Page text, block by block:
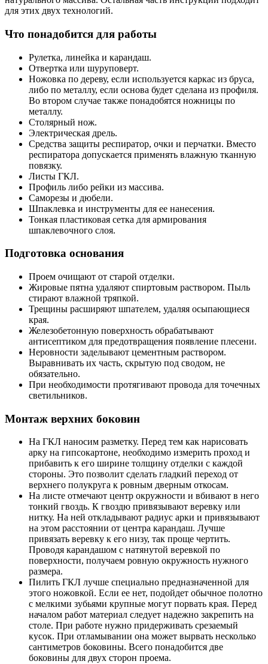
для этих двух технологий.
Что понадобится для работы
Рулетка, линейка и карандаш.
Отвертка или шуруповерт.
Ножовка по дереву, если используется каркас из бруса,
либо по металлу, если основа будет сделана из профиля.
Во втором случае также понадобятся ножницы по
металлу.
Столярный нож.
Электрическая дрель.
Средства защиты респиратор, очки и перчатки. Вместо
респиратора допускается применять влажную тканную
повязку.
Листы ГКЛ.
Профиль либо рейки из массива.
Саморезы и дюбели.
Шпаклевка и инструменты для ее нанесения.
Тонкая пластиковая сетка для армирования
шпаклевочного слоя.
Подготовка основания
Проем очищают от старой отделки.
Жировые пятна удаляют спиртовым раствором. Пыль
стирают влажной тряпкой.
Трещины расширяют шпателем, удаляя осыпающиеся
края.
Железобетонную поверхность обрабатывают
антисептиком для предотвращения появление плесени.
Неровности заделывают цементным раствором.
Выравнивать их часть, скрытую под сводом, не
обязательно.
При необходимости протягивают провода для точечных
светильников.
Монтаж верхних боковин
На ГКЛ наносим разметку. Перед тем как нарисовать
арку на гипсокартоне, необходимо измерить проход и
прибавить к его ширине толщину отделки с каждой
стороны. Это позволит сделать гладкий переход от
верхнего полукруга к ровным дверным откосам.
На листе отмечают центр окружности и вбивают в него
тонкий гвоздь. К гвоздю привязывают веревку или
нитку. На ней откладывают радиус арки и привязывают
на этом расстоянии от центра карандаш. Лучше
привязать веревку к его низу, так проще чертить.
Проводя карандашом с натянутой веревкой по
поверхности, получаем ровную окружность нужного
размера.
Пилить ГКЛ лучше специально предназначенной для
этого ножовкой. Если ее нет, подойдет обычное полотно
с мелкими зубьями крупные могут порвать края. Перед
началом работ материал следует надежно закрепить на
столе. При работе нужно придерживать срезаемый
кусок. При отламывании она может вырвать несколько
сантиметров боковины. Всего понадобится две
боковины для двух сторон проема.